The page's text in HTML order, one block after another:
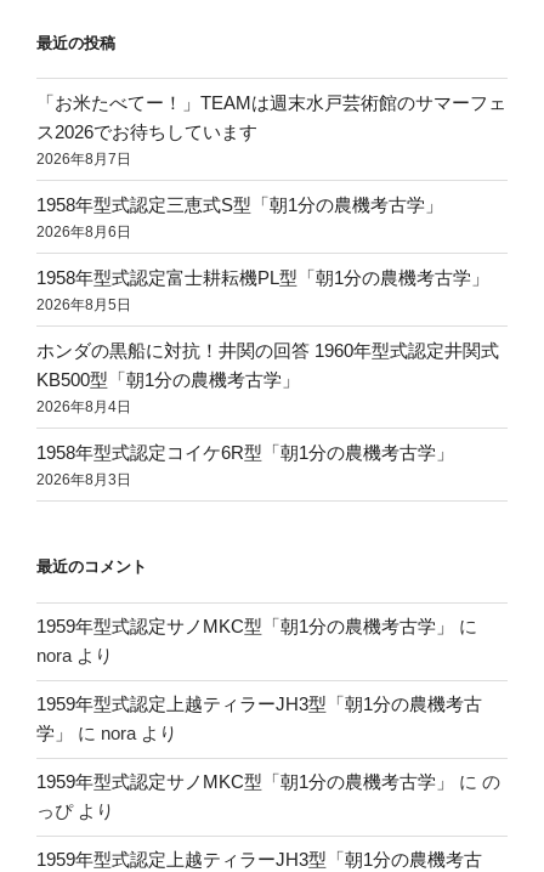
ン
最近の投稿
「お米たべてー！」TEAMは週末水戸芸術館のサマーフェ
ス2026でお待ちしています
2026年8月7日
1958年型式認定三恵式S型「朝1分の農機考古学」
2026年8月6日
1958年型式認定富士耕耘機PL型「朝1分の農機考古学」
2026年8月5日
ホンダの黒船に対抗！井関の回答 1960年型式認定井関式
KB500型「朝1分の農機考古学」
2026年8月4日
1958年型式認定コイケ6R型「朝1分の農機考古学」
2026年8月3日
最近のコメント
1959年型式認定サノMKC型「朝1分の農機考古学」
に
nora より
1959年型式認定上越ティラーJH3型「朝1分の農機考古
学」
に nora より
1959年型式認定サノMKC型「朝1分の農機考古学」 に の
っぴより
1959年型式認定上越ティラーJH3型「朝1分の農機考古